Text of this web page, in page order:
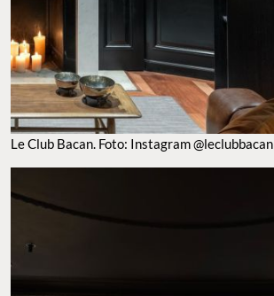
Le Club Bacan. Foto: Instagram @leclubbacan